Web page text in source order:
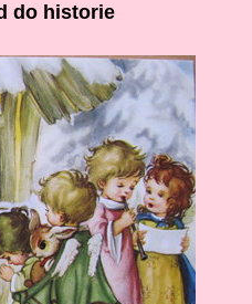
do historie